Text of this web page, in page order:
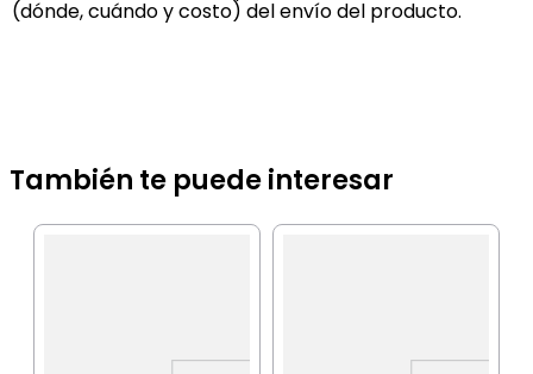
(dónde, cuándo y costo) del envío del producto.
También te puede interesar